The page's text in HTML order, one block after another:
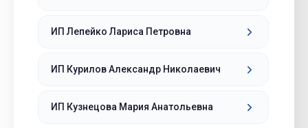
ИП Лепейко Лариса Петровна
ИП Курилов Александр Николаевич
ИП Кузнецова Мария Анатольевна